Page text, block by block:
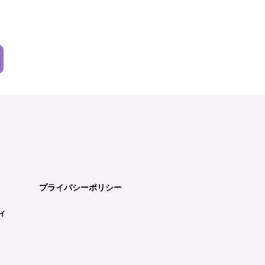
プライバシーポリシー